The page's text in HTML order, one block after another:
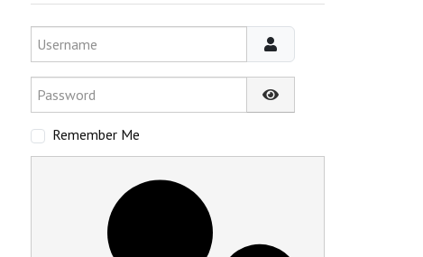
Username
Password
Show Password
Remember Me